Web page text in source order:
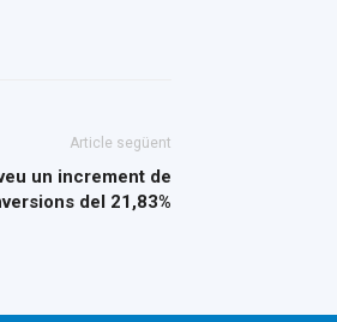
Article següent
un increment de
del 21,83%